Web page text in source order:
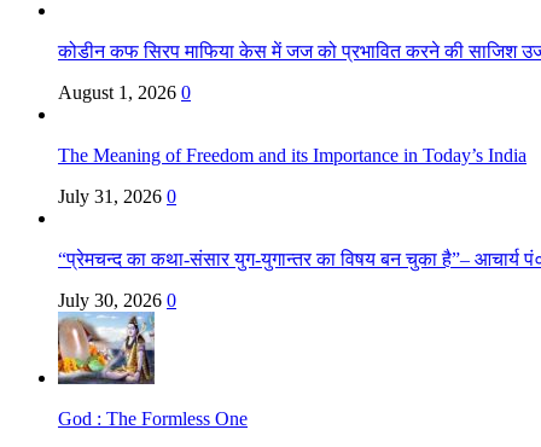
कोडीन कफ सिरप माफिया केस में जज को प्रभावित करने की साजिश
August 1, 2026 0
The Meaning of Freedom and its Importance in Today’s India
July 31, 2026 0
“प्रेमचन्द का कथा-संसार युग-युगान्तर का विषय बन चुका है”– आचार्य
July 30, 2026 0
God : The Formless One